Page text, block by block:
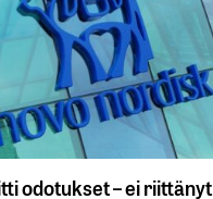
odotukset – ei riittänyt